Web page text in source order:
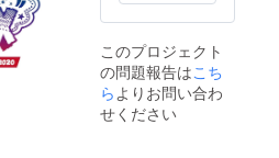
です。
このプロジェクト
の問題報告はこち
ら よりお問い合わ
せください